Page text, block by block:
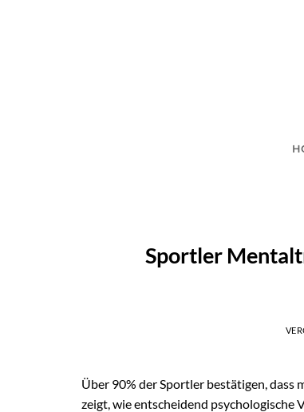
Sportler
Über 90% der Sportler bestätigen, dass
zeigt, wie entscheidend